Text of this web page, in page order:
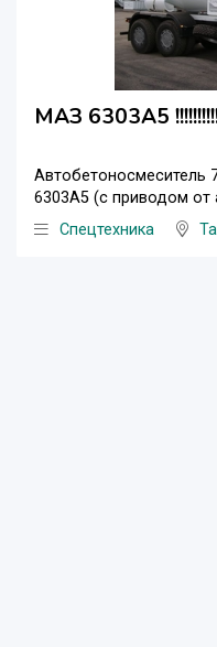
МАЗ 6303А5
Автобетоносмеситель
6303А5 (с приводом от
Спецтехника